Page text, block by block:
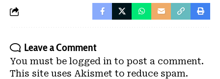
Leave a Comment
You must be logged in to post a comment.
This site uses Akismet to reduce spam.